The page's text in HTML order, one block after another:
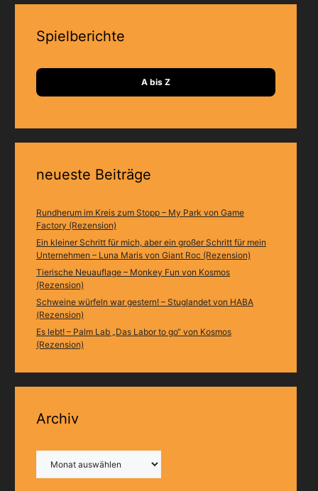
Spielberichte
A bis Z
neueste Beiträge
Rundherum im Kreis zum Stopp – My Park von Game
Factory (Rezension)
Ein kleiner Schritt für mich, aber ein großer Schritt für mein
Unternehmen – Luna Maris von Giant Roc (Rezension)
Tierische Neuauflage – Monkey Fun von Kosmos
(Rezension)
Schweine würfeln war gestern! – Stuglandet von HABA
(Rezension)
Es lebt! – Palm Lab „Das Labor to go“ von Kosmos
(Rezension)
Archiv